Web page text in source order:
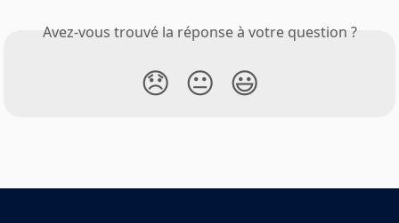
Avez-vous trouvé la réponse à votre question ?
😞 😐 😃